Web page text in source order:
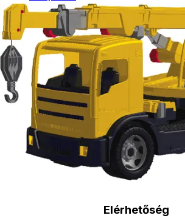
- Nyomdák
- Gyurmák
Társasjátékok
Asztali játékok
Nyári játékok
- Homokozójátékok
- Műanyag hajók
- Hinta, csúszda
- Ütők, dobálók
- Strandcikkek
- Egyéb nyári játékok
Lábbal hajtós
járművek
Téli játékok
Ár
Szállítás:
-
forinttól
-
forinttól
-
ingyenesen
Elérhetőség